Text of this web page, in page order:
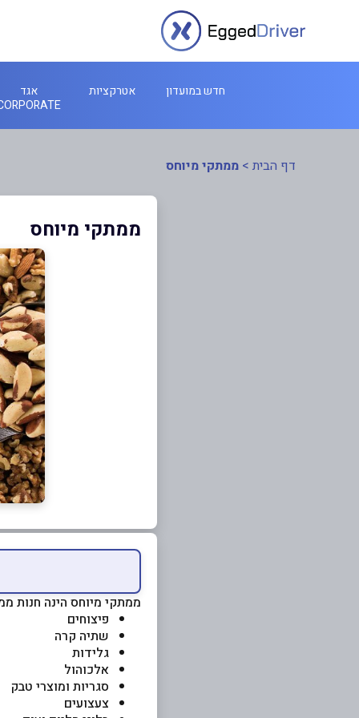
חדש במועדון אטרקציות
אגד
דף הבית > ממתקי מיוחס
ממתקי מיוחס
ממתקי מיוחס הינה חנות
פיצוחים
שתיה קרה
גלידות
אלכוהול
סגריות ומוצרי טבק
צעצועים